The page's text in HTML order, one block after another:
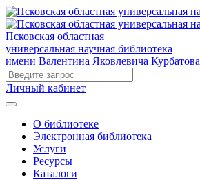
Псковская областная
универсальная научная библиотека
имени Валентина Яковлевича Курбатова
Личный кабинет
О библиотеке
Электронная библиотека
Услуги
Ресурсы
Каталоги